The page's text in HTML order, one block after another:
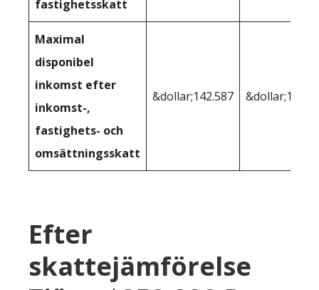
fastighetsskatt
Maximal
disponibel
inkomst efter
inkomst-,
fastighets- och
omsättningsskatt
&dollar;142.587
Efter
skattejämförelse